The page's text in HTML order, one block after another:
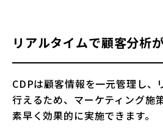
リアルタイムで顧客分析
CDPは顧客情報を一元管理し、
行えるため、マーケティング施
素早く効果的に実施できます。